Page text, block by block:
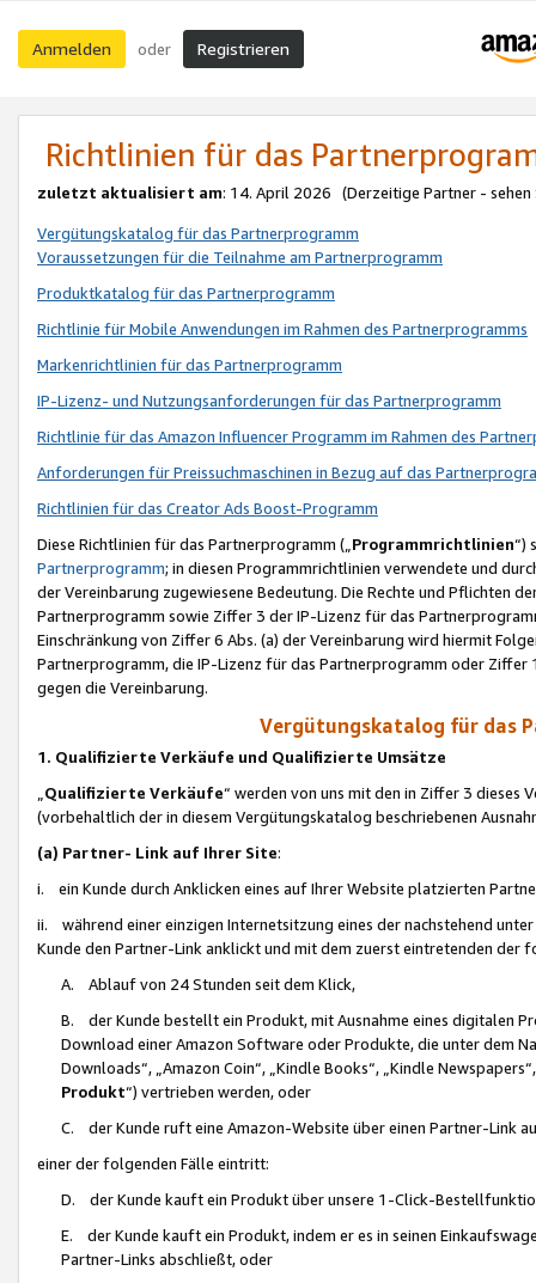
Anmelden oder Registrieren
Richtlinien für das
zuletzt aktualisiert am: 14. April 2026 (Derzeitige Partner - sehen
Vergütungskatalog für das Partnerprogramm
Voraussetzungen für die Teilnahme am Partnerprogramm
Produktkatalog für das Partnerprogramm
Richtlinie für Mobile Anwendungen im Rahmen des Partnerprogramms
Markenrichtlinien für das Partnerprogramm
IP-Lizenz- und Nutzungsanforderungen für das Partnerprogramm
Richtlinie für das Amazon Influencer Programm im Rahmen des
Anforderungen für Preissuchmaschinen in Bezug auf das
Richtlinien für das Creator Ads Boost-Programm
Diese Richtlinien für das Partnerprogramm („Programmrichtlinien“)
Partnerprogramm; in diesen Programmrichtlinien verwendete und
der Vereinbarung zugewiesene Bedeutung. Die Rechte und Pflichten
Partnerprogramm sowie Ziffer 3 der IP-Lizenz für das
Einschränkung von Ziffer 6 Abs. (a) der Vereinbarung wird hiermit
Partnerprogramm, die IP-Lizenz für das Partnerprogramm oder
gegen die Vereinbarung.
Vergütungskatalog für das
1. Qualifizierte Verkäufe und Qualifizierte Umsätze
Qualifizierte Verkäufe“ werden von uns mit den in Ziffer 3
(vorbehaltlich der in diesem Vergütungskatalog beschriebenen
(a) Partner- Link auf Ihrer Site:
i. ein Kunde durch Anklicken eines auf Ihrer Website platzierten
ii. während einer einzigen Internetsitzung eines der nachstehend
Kunde den Partner-Link anklickt und mit dem zuerst eintretenden der
A. Ablauf von 24 Stunden seit dem Klick,
B. der Kunde bestellt ein Produkt, mit Ausnahme eines digitalen
Download einer Amazon Software oder Produkte, die unter dem
Downloads“, „Amazon Coin“, „Kindle Books“, „Kindle
Produkt“) vertrieben werden, oder
C. der Kunde ruft eine Amazon-Website über einen Partner-Link
einer der folgenden Fälle eintritt:
D. der Kunde kauft ein Produkt über unsere 1-Click-
E. der Kunde kauft ein Produkt, indem er es in seinen
Partner-Links abschließt, oder